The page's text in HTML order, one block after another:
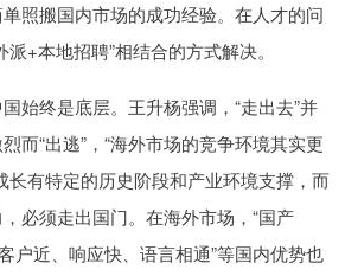
照搬国内市场的成功经验。在人才的问
+本地招聘”相结合的方式解决。
始终是底层。王升杨强调，“走出去”并
而“出逃”，“海外市场的竞争环境其实更
长有特定的历史阶段和产业环境支撑，而
必须走出国门。在海外市场，“国产
户近、响应快、语言相通”等国内优势也